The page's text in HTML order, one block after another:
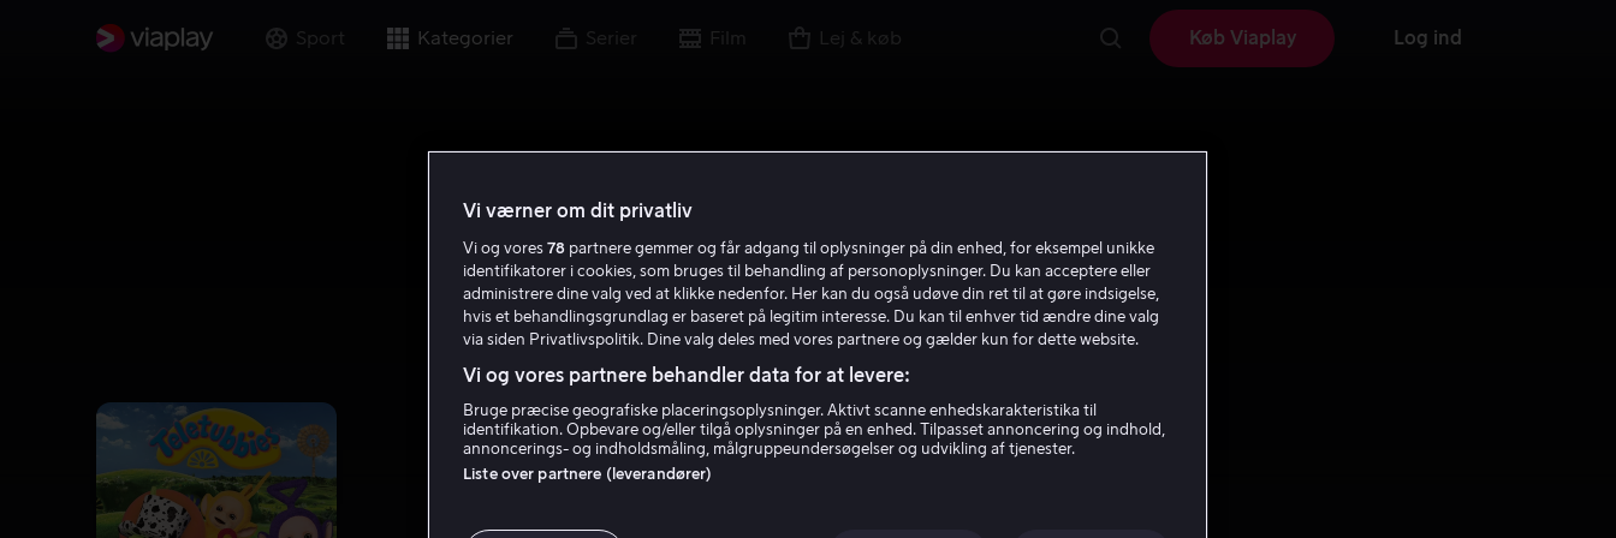
Sport Kategorier Serier Film Lej & køb Køb Viaplay Log ind
Vi værner om dit privatliv
Vi og vores 78 partnere gemmer og får adgang til oplysninger på din enhed, for eksempel unikke
identifikatorer i cookies, som bruges til behandling af personoplysninger. Du kan acceptere eller
administrere dine valg ved at klikke nedenfor. Her kan du også udøve din ret til at gøre indsigelse,
hvis et behandlingsgrundlag er baseret på legitim interesse. Du kan til enhver tid ændre dine valg
via siden Privatlivspolitik. Dine valg deles med vores partnere og gælder kun for dette website.
Vi og vores partnere behandler data for at levere:
Bruge præcise geografiske placeringsoplysninger. Aktivt scanne enhedskarakteristika til
identifikation. Opbevare og/eller tilgå oplysninger på en enhed. Tilpasset annoncering og indhold,
annoncerings- og indholdsmåling, målgruppeundersøgelser og udvikling af tjenester.
Liste over partnere (leverandører)